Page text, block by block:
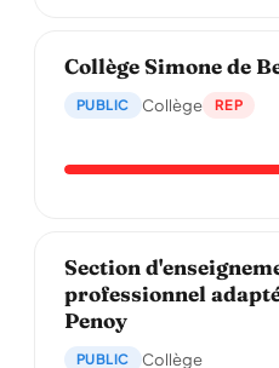
Collège Simone de
PUBLIC Collège REP
Section
professionnel
Penoy
PUBLIC Collège